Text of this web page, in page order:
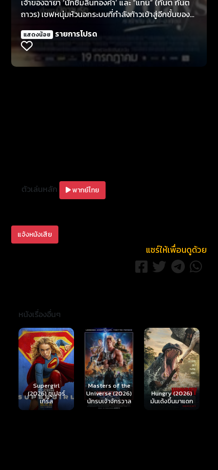
เจ้าของฉายา ‘นักชิมลิ้นทองคำ’ และ “แทน” (กันต์ กันต
ถาวร) เชฟหนุ่มหัวนอกระบบที่กำลังก้าวเข้าสู่อีกขั้นของ
ความสัมพันธ์ เมื่อมีนต้องการที่จะแต่งงาน หลังจากคบหา
ดูใจกันมากว่า 5 ปี ในขณะที่แทนกำลังมุ่งมั่นที่จะไปคว้า
ดาวมิชลินสตาร์ ที่มหานครนิวยอร์ค ทั้งคู่จึงเกิดการ
ทะเลาะอย่างรุนแรง จนเรื่องราวมาสู่จุดเปลี่ยนอันสุดแสน
แสดงน้อย รายการโปรด
ตัวเล่นหลัก พากย์ไทย
แจ้งหนังเสีย
แชร์ให้เพื่อนดูด้วย
หนังเรื่องอื่นๆ
Masters of the
Universe (2026)
นักรบเจ้าจักรวาล
Hungry (2026)
มันเด้งขึ้นมาแดก
Ready or Not 2:
Here I Come
(2026) เกมพร้อม
ตาย 2